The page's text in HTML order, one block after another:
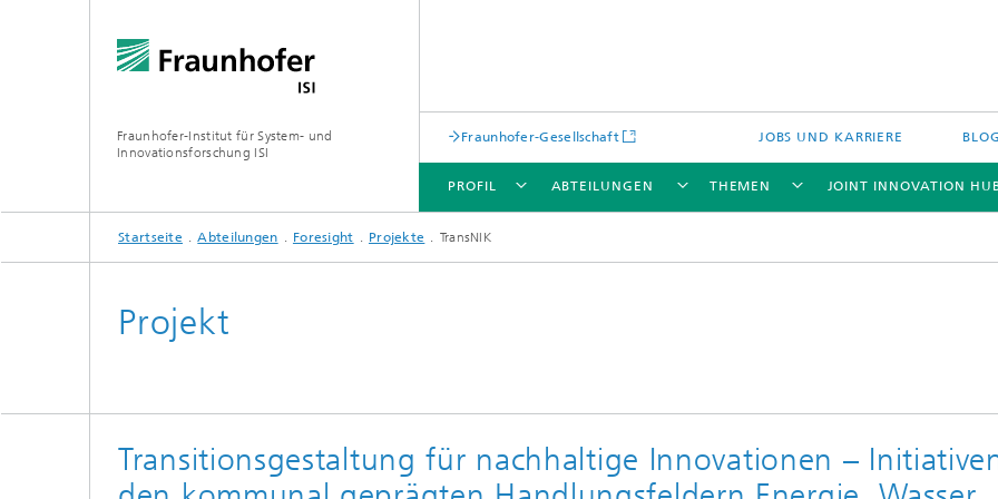
Fraunhofer-Institut für System- und
Innovationsforschung ISI
Fraunhofer-Gesellschaft JOBS UND KARRIERE BLOG
PROFIL
PROFIL
ABTEILUNGEN
ABTEILUNGEN
THEMEN
THEMEN
JOINT INNOVATION
JOINT INNOVATION HUB
Startseite Abteilungen Foresight Projekte TransNIK
Projekt
Transitionsgestaltung für nachhaltige Innovationen –